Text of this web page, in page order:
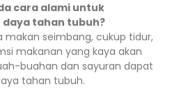
cara alami untuk
tahan tubuh?
makan seimbang, cukup tidur,
makanan yang kaya akan
buahan dan sayuran dapat
tahan tubuh.